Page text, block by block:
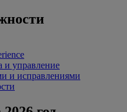
и управление
и исправлениями